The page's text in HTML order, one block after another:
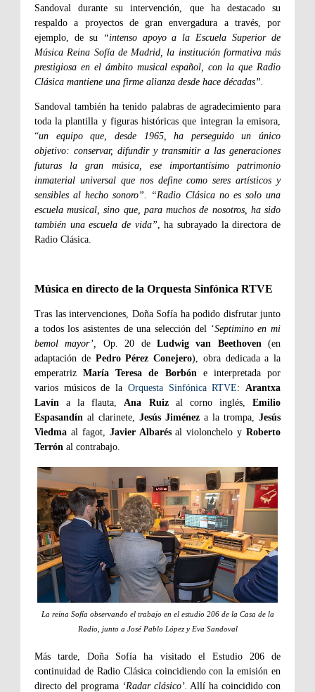
Sandoval durante su intervención, que ha destacado su
respaldo a proyectos de gran envergadura a través, por
ejemplo, de su
“intenso apoyo a la Escuela Superior de
Música Reina Sofía de Madrid, la institución formativa más
prestigiosa en el ámbito musical español, con la que Radio
Clásica mantiene una firme alianza desde hace décadas”.
Sandoval también ha tenido palabras de agradecimiento para
toda la plantilla y figuras históricas que integran la emisora,
“un equipo que, desde 1965, ha perseguido un único
objetivo: conservar, difundir y transmitir a las generaciones
futuras la gran música, ese importantísimo patrimonio
inmaterial universal que nos define como seres artísticos y
sensibles al hecho sonoro”. “Radio Clásica no es solo una
escuela musical, sino que, para muchos de nosotros, ha sido
también una escuela de vida”, ha subrayado la directora de
Radio Clásica.
Música en directo de la Orquesta Sinfónica RTVE
Tras las intervenciones, Doña Sofía ha podido disfrutar junto
a todos los asistentes de una selección del ‘Septimino en mi
bemol mayor’, Op. 20 de Ludwig van Beethoven(en
adaptación de Pedro Pérez Conejero), obra dedicada a la
emperatrizMaría Teresa de Borbóne interpretada por
varios músicos de la Orquesta Sinfónica RTVE:Arantxa
Lavín a la flauta,Ana Ruizal corno inglés,Emilio
Espasandín al clarinete, Jesús Jiménez a la trompa, Jesús
Viedma al fagot, Javier Albarésal violonchelo y Roberto
Terrón al contrabajo.
La reina Sofía observando el trabajo en el estudio 206 de la Casa de la
Radio, junto a José Pablo López y Eva Sandoval
Más tarde, Doña Sofía ha visitado el Estudio 206 de
continuidad de Radio Clásica coincidiendo con la emisión en
directo del programa ‘Radar clásico’. Allí ha coincidido con